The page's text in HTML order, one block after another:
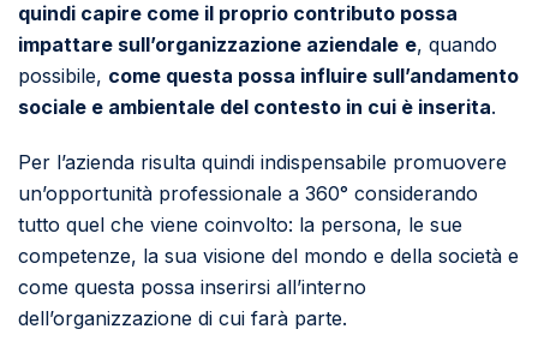
quindi capire come il proprio contributo possa
impattare sull’organizzazione aziendale e, quando
possibile, come questa possa influire sull’andamento
sociale e ambientale del contesto in cui è inserita.
Per l’azienda risulta quindi indispensabile promuovere
un’opportunità professionale a 360° considerando
tutto quel che viene coinvolto: la persona, le sue
competenze, la sua visione del mondo e della società e
come questa possa inserirsi all’interno
dell’organizzazione di cui farà parte.